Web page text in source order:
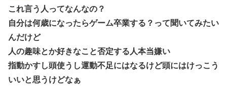
これ言う人ってなんなの？
自分は何歳になったらゲーム卒業する？って聞いてみたい
んだけど
人の趣味とか好きなこと否定する人本当嫌い
指動かすし頭使うし運動不足にはなるけど頭にはけっこう
いいと思うけどなぁ